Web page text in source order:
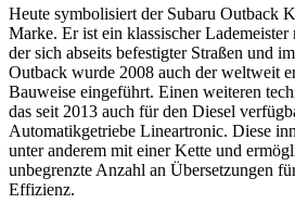
Heute symbolisiert der Subaru Outback
Marke. Er ist ein klassischer
der sich abseits befestigter Straßen und
Outback wurde 2008 auch der weltweit
Bauweise eingeführt. Einen weiteren
das seit 2013 auch für den Diesel
Automatikgetriebe Lineartronic. Diese
unter anderem mit einer Kette und
unbegrenzte Anzahl an Übersetzungen
Effizienz.